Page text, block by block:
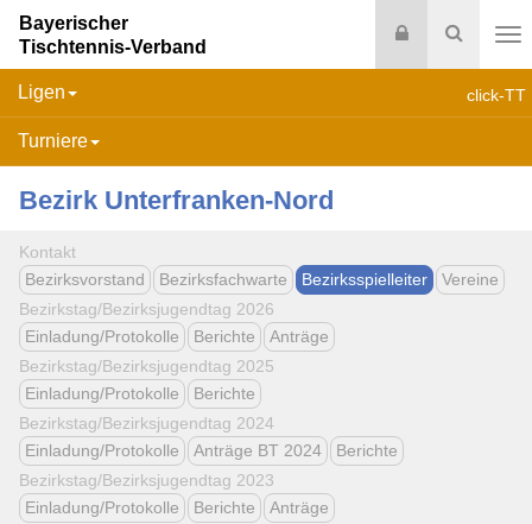
Suche
Login
Bayerischer
Tischtennis-Verband
click-TT
Ligen
Turniere
Bezirk Unterfranken-Nord
Kontakt
Bezirksvorstand
Bezirksfachwarte Bezirksspielleiter
Vereine
Bezirkstag/Bezirksjugendtag 2026
Einladung/Protokolle
Berichte
Anträge
Bezirkstag/Bezirksjugendtag 2025
Einladung/Protokolle
Berichte
Bezirkstag/Bezirksjugendtag 2024
Einladung/Protokolle
Anträge BT 2024
Berichte
Bezirkstag/Bezirksjugendtag 2023
Einladung/Protokolle
Berichte
Anträge